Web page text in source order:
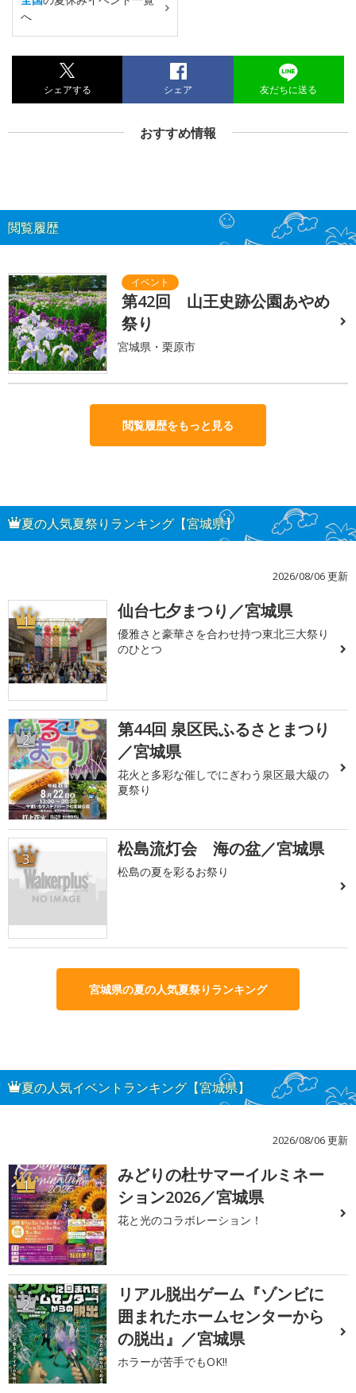
へ
シェアする シェア 友だちに送る
おすすめ情報
閲覧履歴
第42回 山王史跡公園あやめ
祭り
宮城県・栗原市
閲覧履歴をもっと見る
夏の人気夏祭りランキング【宮城県】
2026/08/06 更新
1 仙台七夕まつり／宮城県
優雅さと豪華さを合わせ持つ東北三大祭り
のひとつ
2
第44回 泉区民ふるさとまつり
／宮城県
花火と多彩な催しでにぎわう泉区最大級の
夏祭り
3 松島流灯会 海の盆／宮城県
松島の夏を彩るお祭り
宮城県の夏の人気夏祭りランキング
夏の人気イベントランキング【宮城県】
2026/08/06 更新
1
みどりの杜サマーイルミネー
ション2026／宮城県
花と光のコラボレーション！
2
リアル脱出ゲーム『ゾンビに
囲まれたホームセンターから
の脱出』／宮城県
ホラーが苦手でもOK!!